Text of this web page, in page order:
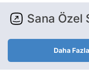
Sana Özel
Daha